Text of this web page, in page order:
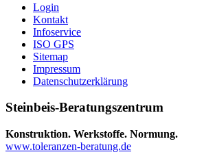
Login
Kontakt
Infoservice
ISO GPS
Sitemap
Impressum
Datenschutzerklärung
Steinbeis-Beratungszentrum
Konstruktion. Werkstoffe. Normung.
www.toleranzen-beratung.de